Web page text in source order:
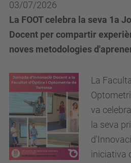
03/07/2026
La FOOT celebra la seva 1a
Docent per compartir
noves metodologies
La
va
la seva
iniciativa